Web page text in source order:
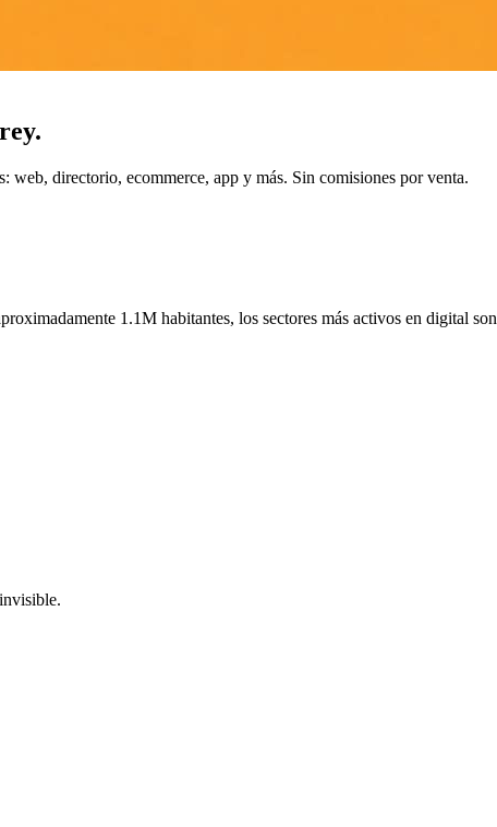
.
web, directorio, ecommerce, app y más. Sin comisiones por venta.
1.1M habitantes, los sectores más activos en digital son